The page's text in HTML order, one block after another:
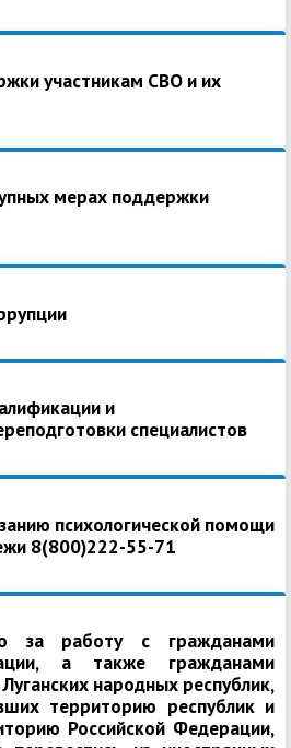
участникам СВО и их
мерах поддержки
и
специалистов
психологической помощи
8(800)222-55-71
за работу с гражданами
а также гражданами
народных республик,
территорию республик и
Российской Федерации,